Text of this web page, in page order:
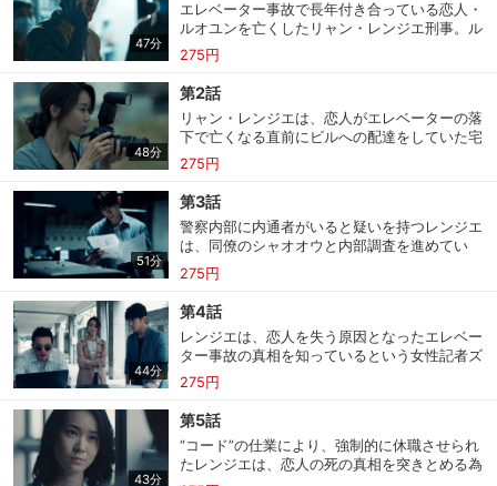
47分
エレベーター事故で長年付き合っている恋人・
ルオユンを亡くしたリャン・レンジエ刑事。ル
オユンの死因が事故として処理され、納得がい
かないレンジエの元に、事件の真相が知りたけ
れば願い事を叶えるアプリ“コード”をダウンロ
ードするよう謎の人物からの電話がくる。電話
を不振に思う一方、恋人の死の真相を是が非で
も知りたいレンジエは“コード”をダウンロード
し、事件に巻き込まれていくのであった…。
275円
48分
第2話
リャン・レンジエは、恋人がエレベーターの落
下で亡くなる直前にビルへの配達をしていた宅
配人の住所を突き止めるが、逮捕しようとした
その時、“コード”がレンジエのために働いてい
た情報提供者を救うよう任務を示す。恋人の死
因を突き止めることを優先し、任務に失敗して
しまったレンジエだが、再び“コード”からの任
務が届く。
275円
51分
第3話
警察内部に内通者がいると疑いを持つレンジエ
は、同僚のシャオオウと内部調査を進めてい
た。“謎の男”から提供された情報とシャオオウ
が集めた証拠から、レンジエは上司のボー係長
が汚職に手を染めていると確信し、尋問をす
る。しかしその強引な捜査方法をチェン課長に
咎められ、2週間以内にこの内部捜査を終わら
せるよう命令されてしまうのであった。
275円
44分
第4話
レンジエは、恋人を失う原因となったエレベー
ター事故の真相を知っているという女性記者ズ
ーシンに会いに行く。ズーシンもまた、エレベ
ーター事故の直前に従兄のフランクを謎めいた
事故死で失っていたのであった。レンジエとズ
ーシンはアジアで3本の指に入るハッカー・ハ
ンクの力を借り、“謎のゲーム”の正体を突き止
めようとするのだったが…。
275円
43分
第5話
“コード”の仕業により、強制的に休職させられ
たレンジエは、恋人の死の真相を突きとめる為